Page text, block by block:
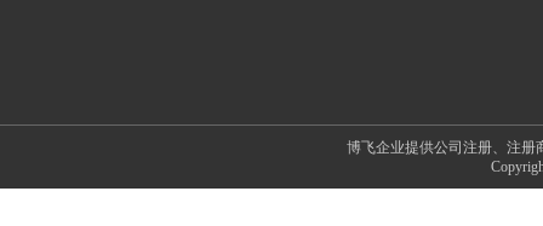
博飞企业提供公司注册、注册